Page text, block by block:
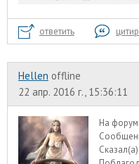
ответить
Hellen offline
22 апр. 2016 г., 15:36:11
На